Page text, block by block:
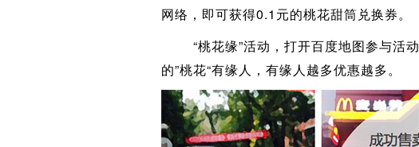
网络，即可获得0.1元的桃花甜筒兑换券。
“桃花缘”活动，打开百度地图参与活动
的”桃花“有缘人，有缘人越多优惠越多。